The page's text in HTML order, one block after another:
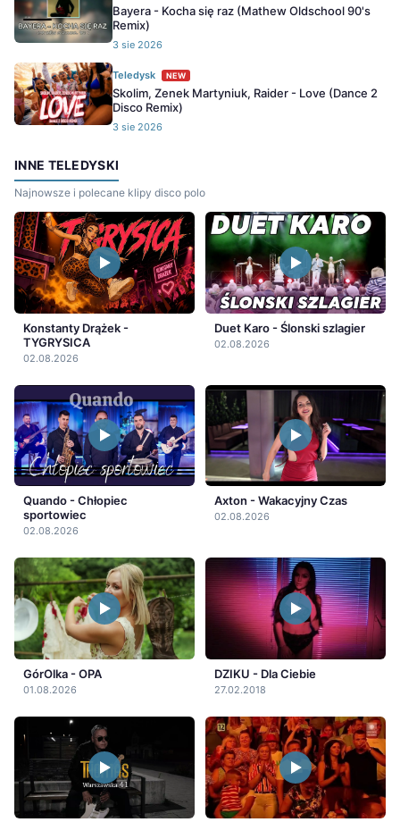
Bayera - Kocha się raz (Mathew Oldschool 90's
Remix)
3 sie 2026
Teledysk NEW
Skolim, Zenek Martyniuk, Raider - Love (Dance 2
Disco Remix)
3 sie 2026
INNE TELEDYSKI
Najnowsze i polecane klipy disco polo
Konstanty Drążek -
TYGRYSICA
02.08.2026
Duet Karo - Ślonski szlagier
02.08.2026
Quando - Chłopiec
sportowiec
02.08.2026
Axton - Wakacyjny Czas
02.08.2026
GórOlka - OPA
01.08.2026
DZIKU - Dla Ciebie
27.02.2018